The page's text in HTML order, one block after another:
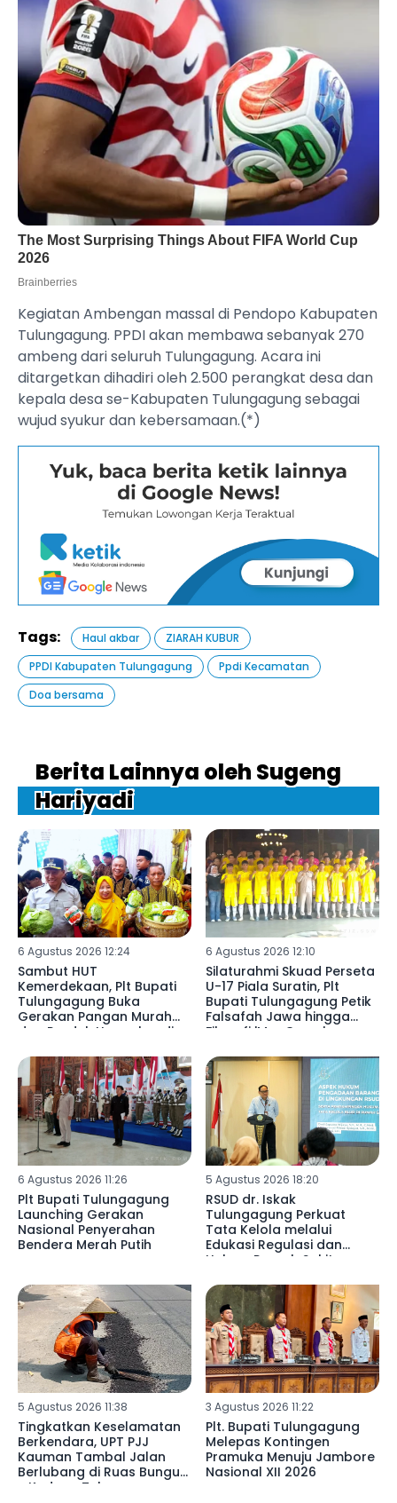
Kegiatan Ambengan massal di Pendopo Kabupaten
Tulungagung. PPDI akan membawa sebanyak 270
ambeng dari seluruh Tulungagung. Acara ini
ditargetkan dihadiri oleh 2.500 perangkat desa dan
kepala desa se-Kabupaten Tulungagung sebagai
wujud syukur dan kebersamaan.(*)
Tags: Haul akbar
ZIARAH KUBUR
PPDI Kabupaten Tulungagung
Ppdi Kecamatan
Doa bersama
Berita Lainnya oleh Sugeng
Hariyadi
6 Agustus 2026 12:24
Sambut HUT
Kemerdekaan, Plt Bupati
Tulungagung Buka
Gerakan Pangan Murah
dan Produk Unggulan di
6 Agustus 2026 12:10
Silaturahmi Skuad Perseta
U-17 Piala Suratin, Plt
Bupati Tulungagung Petik
Falsafah Jawa hingga
Filosofi 'MacGyver'
6 Agustus 2026 11:26
Plt Bupati Tulungagung
Launching Gerakan
Nasional Penyerahan
Bendera Merah Putih
5 Agustus 2026 18:20
RSUD dr. Iskak
Tulungagung Perkuat
Tata Kelola melalui
Edukasi Regulasi dan
Hukum Rumah Sakit
5 Agustus 2026 11:38
Tingkatkan Keselamatan
Berkendara, UPT PJJ
Kauman Tambal Jalan
Berlubang di Ruas Bungur
- Kedoyo Tulungagung
3 Agustus 2026 11:22
Plt. Bupati Tulungagung
Melepas Kontingen
Pramuka Menuju Jambore
Nasional XII 2026